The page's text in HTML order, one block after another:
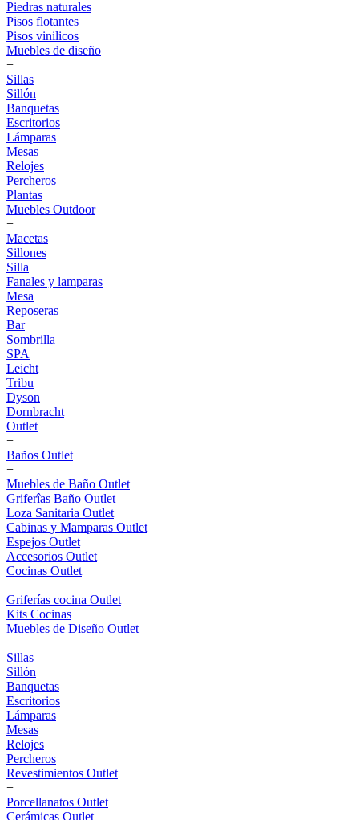
Piedras naturales
Pisos flotantes
Pisos vinilicos
Muebles de diseño
+
Sillas
Sillón
Banquetas
Escritorios
Lámparas
Mesas
Relojes
Percheros
Plantas
Muebles Outdoor
+
Macetas
Sillones
Silla
Fanales y lamparas
Mesa
Reposeras
Bar
Sombrilla
SPA
Leicht
Tribu
Dyson
Dornbracht
Outlet
+
Baños Outlet
+
Muebles de Baño Outlet
Griferîas Baño Outlet
Loza Sanitaria Outlet
Cabinas y Mamparas Outlet
Espejos Outlet
Accesorios Outlet
Cocinas Outlet
+
Griferías cocina Outlet
Kits Cocinas
Muebles de Diseño Outlet
+
Sillas
Sillón
Banquetas
Escritorios
Lámparas
Mesas
Relojes
Percheros
Revestimientos Outlet
+
Porcellanatos Outlet
Cerámicas Outlet